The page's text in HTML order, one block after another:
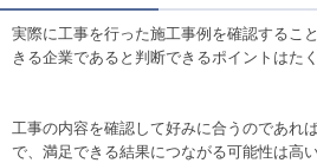
実際に工事を行った施工事例を確認するこ
きる企業であると判断できるポイントはた
工事の内容を確認して好みに合うのであれ
で、満足できる結果につながる可能性は高い